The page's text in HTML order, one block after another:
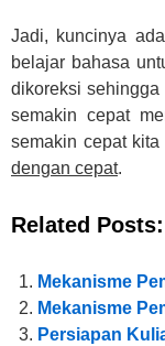
Jadi, kuncinya
belajar bahasa
dikoreksi
semakin cepat
semakin cepat
dengan cepat.
Related Posts:
Mekanisme
Mekanisme
Persiapan